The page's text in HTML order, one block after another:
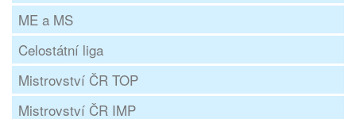
ME a MS
Celostátní liga
Mistrovství ČR TOP
Mistrovství ČR IMP